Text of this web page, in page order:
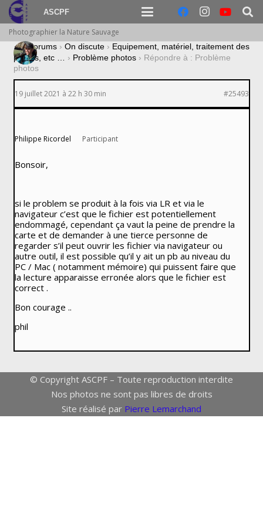
ASCPF
Photographier la Nature Sauvage
› Forums › On discute › Equipement, matériel, traitement des
photos, etc … › Problème photos › Répondre à : Problème
photos
19 juillet 2021 à 22 h 30 min #25493
Philippe Ricordel Participant
Bonsoir,
si le problem se produit à la fois via LR et via le
navigateur c’est que le fichier est potentiellement
endommagé, cependant ça vaut la peine de prendre la
carte et de demander à une tierce personne de
regarder s’il peut ouvrir les fichier via navigateur ou
autre outil, il est possible qu’il y ait un pb au niveau du
PC / Mac ( notamment mémoire) qui puissent faire que
la lecture apparaisse erronée alors que le fichier est
correct .
Bon courage ..
phil
© Copyright ASCPF – Toute reproduction interdite
Nos photos ne sont pas libres de droits
Site réalisé par Pierre Lemarchand